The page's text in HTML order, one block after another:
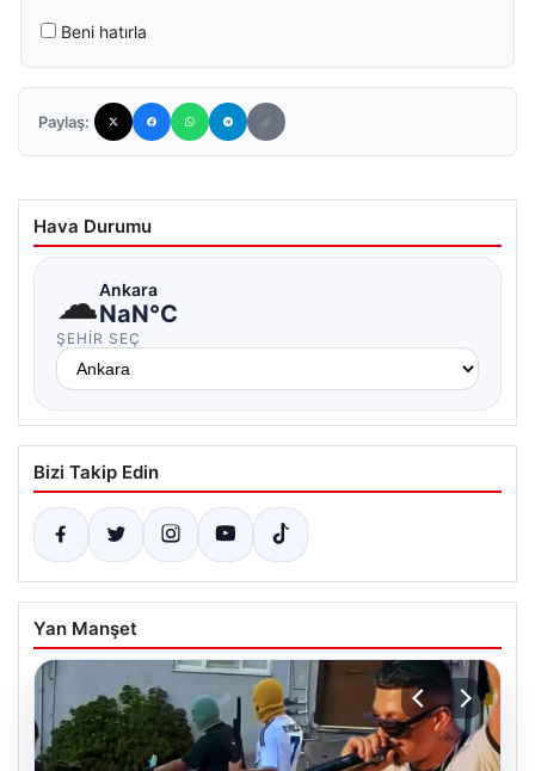
Beni hatırla
Paylaş:
Hava Durumu
☁Ankara
NaN°C
ŞEHIR SEÇ
Bizi Takip Edin
Yan Manşet